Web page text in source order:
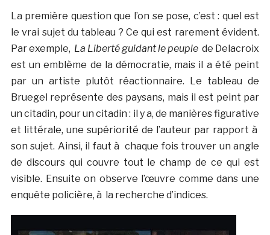
La première question que l’on se pose, c’est : quel est
le vrai sujet du tableau ? Ce qui est rarement évident.
Par exemple, La Liberté guidant le peuple de Delacroix
est un emblème de la démocratie, mais il a été peint
par un artiste plutôt réactionnaire. Le tableau de
Bruegel représente des paysans, mais il est peint par
un citadin, pour un citadin : il y a, de manières figurative
et littérale, une supériorité de l’auteur par rapport à
son sujet. Ainsi, il faut à chaque fois trouver un angle
de discours qui couvre tout le champ de ce qui est
visible. Ensuite on observe l’œuvre comme dans une
enquête policière, à la recherche d’indices.